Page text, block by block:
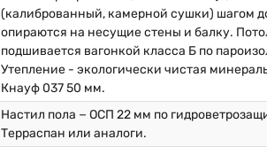
(калиброванный, камерной сушки) шагом
опираются на несущие стены и балку.
подшивается вагонкой класса Б по
Утепление - экологически чистая
Кнауф 037 50 мм.
Настил пола − ОСП 22 мм по
Терраспан или аналоги.